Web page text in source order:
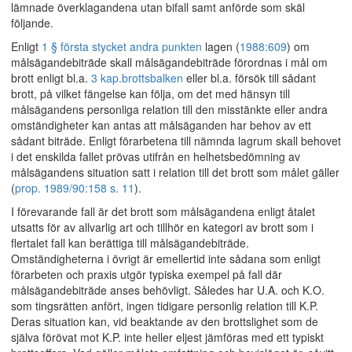
lämnade överklagandena utan bifall samt anförde som skäl
följande.
Enligt 1 § första stycket andra punkten lagen (1988:609) om
målsägandebiträde skall målsägandebiträde förordnas i mål om
brott enligt bl.a. 3 kap.brottsbalken eller bl.a. försök till sådant
brott, på vilket fängelse kan följa, om det med hänsyn till
målsägandens personliga relation till den misstänkte eller andra
omständigheter kan antas att målsäganden har behov av ett
sådant biträde. Enligt förarbetena till nämnda lagrum skall behovet
i det enskilda fallet prövas utifrån en helhetsbedömning av
målsägandens situation satt i relation till det brott som målet gäller
(prop. 1989/90:158 s. 11).
I förevarande fall är det brott som målsägandena enligt åtalet
utsatts för av allvarlig art och tillhör en kategori av brott som i
flertalet fall kan berättiga till målsägandebiträde.
Omständigheterna i övrigt är emellertid inte sådana som enligt
förarbeten och praxis utgör typiska exempel på fall där
målsägandebiträde anses behövligt. Således har U.A. och K.O.
som tingsrätten anfört, ingen tidigare personlig relation till K.P.
Deras situation kan, vid beaktande av den brottslighet som de
själva förövat mot K.P. inte heller eljest jämföras med ett typiskt